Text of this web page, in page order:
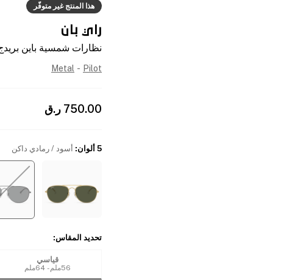
هذا المنتج غير متوفّر
راي بان
نظارات شمسية باين
Metal - Pilot
750.00 ر.ق
5 ألوان : أسود / رمادي داكن
تحديد المقاس:
قياسي
56ملم - 64ملم